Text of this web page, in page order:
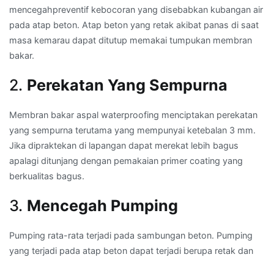
mencegahpreventif kebocoran yang disebabkan kubangan air
pada atap beton. Atap beton yang retak akibat panas di saat
masa kemarau dapat ditutup memakai tumpukan membran
bakar.
2. Perekatan Yang Sempurna
Membran bakar aspal waterproofing menciptakan perekatan
yang sempurna terutama yang mempunyai ketebalan 3 mm.
Jika dipraktekan di lapangan dapat merekat lebih bagus
apalagi ditunjang dengan pemakaian primer coating yang
berkualitas bagus.
3. Mencegah Pumping
Pumping rata-rata terjadi pada sambungan beton. Pumping
yang terjadi pada atap beton dapat terjadi berupa retak dan